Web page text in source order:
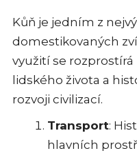
Kůň je jedním z
domestikovaných
využití se
lidského života a
rozvoji civilizací.
Transport:
hlavních